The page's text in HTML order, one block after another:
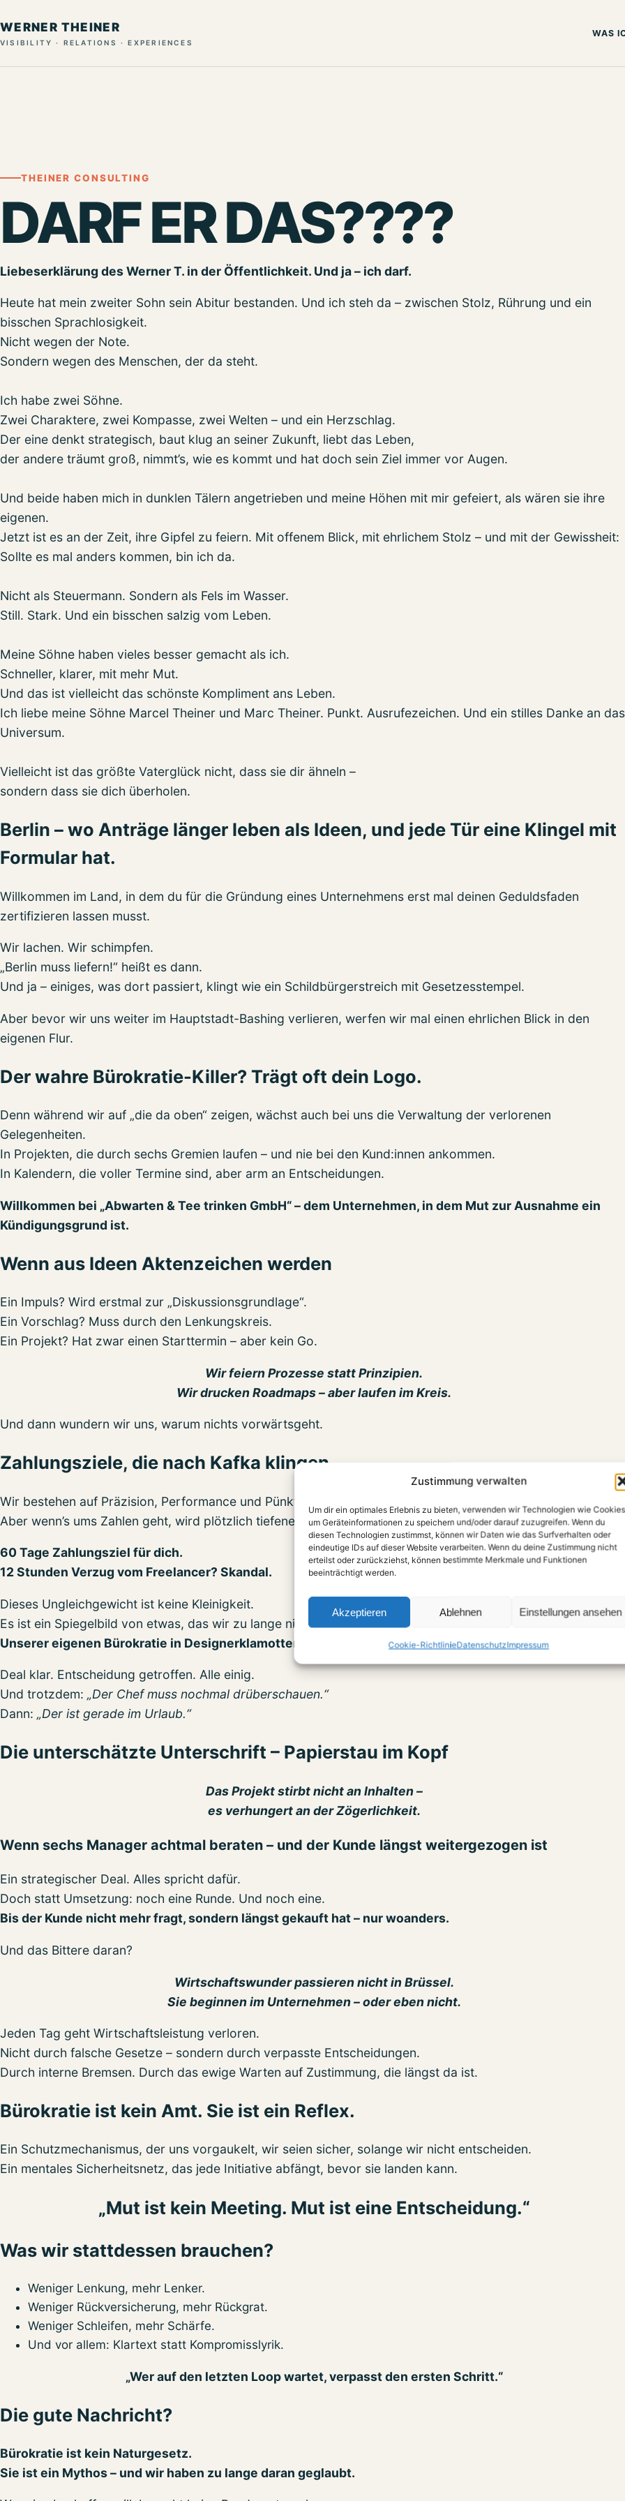
Zustimmung verwalten
Um dir ein optimales Erlebnis zu bieten, verwenden wir Technologien wie
um Geräteinformationen zu speichern und/oder darauf zuzugreifen. Wenn du
diesen Technologien zustimmst, können wir Daten wie das Surfverhalten oder
eindeutige IDs auf dieser Website verarbeiten. Wenn du deine Zustimmung nicht
erteilst oder zurückziehst, können bestimmte Merkmale und Funktionen
beeinträchtigt werden.
Akzeptieren Ablehnen Einstellungen ansehen
Cookie-RichtlinieDatenschutzImpressum
WERNER THEINER
VISIBILITY · RELATIONS · EXPERIENCES
WAS
THEINER CONSULTING
DARF ER DAS????
Liebeserklärung des Werner T. in der Öffentlichkeit. Und ja – ich darf.
Heute hat mein zweiter Sohn sein Abitur bestanden. Und ich steh da – zwischen Stolz, Rührung und ein
bisschen Sprachlosigkeit.
Nicht wegen der Note.
Sondern wegen des Menschen, der da steht.
Ich habe zwei Söhne.
Zwei Charaktere, zwei Kompasse, zwei Welten – und ein Herzschlag.
Der eine denkt strategisch, baut klug an seiner Zukunft, liebt das Leben,
der andere träumt groß, nimmt’s, wie es kommt und hat doch sein Ziel immer vor Augen.
Und beide haben mich in dunklen Tälern angetrieben und meine Höhen mit mir gefeiert, als wären sie ihre
eigenen.
Jetzt ist es an der Zeit, ihre Gipfel zu feiern. Mit offenem Blick, mit ehrlichem Stolz – und mit der Gewissheit:
Sollte es mal anders kommen, bin ich da.
Nicht als Steuermann. Sondern als Fels im Wasser.
Still. Stark. Und ein bisschen salzig vom Leben.
Meine Söhne haben vieles besser gemacht als ich.
Schneller, klarer, mit mehr Mut.
Und das ist vielleicht das schönste Kompliment ans Leben.
Ich liebe meine Söhne Marcel Theiner und Marc Theiner. Punkt. Ausrufezeichen. Und ein stilles Danke an das
Universum.
Vielleicht ist das größte Vaterglück nicht, dass sie dir ähneln –
sondern dass sie dich überholen.
Berlin – wo Anträge länger leben als Ideen, und jede Tür eine Klingel mit
Formular hat.
Willkommen im Land, in dem du für die Gründung eines Unternehmens erst mal deinen Geduldsfaden
zertifizieren lassen musst.
Wir lachen. Wir schimpfen.
„Berlin muss liefern!“ heißt es dann.
Und ja – einiges, was dort passiert, klingt wie ein Schildbürgerstreich mit Gesetzesstempel.
Aber bevor wir uns weiter im Hauptstadt-Bashing verlieren, werfen wir mal einen ehrlichen Blick in den
eigenen Flur.
Der wahre Bürokratie-Killer? Trägt oft dein Logo.
Denn während wir auf „die da oben“ zeigen, wächst auch bei uns die Verwaltung der verlorenen
Gelegenheiten.
In Projekten, die durch sechs Gremien laufen – und nie bei den Kund:innen ankommen.
In Kalendern, die voller Termine sind, aber arm an Entscheidungen.
Willkommen bei „Abwarten & Tee trinken GmbH“ – dem Unternehmen, in dem Mut zur Ausnahme ein
Kündigungsgrund ist.
Wenn aus Ideen Aktenzeichen werden
Ein Impuls? Wird erstmal zur „Diskussionsgrundlage“.
Ein Vorschlag? Muss durch den Lenkungskreis.
Ein Projekt? Hat zwar einen Starttermin – aber kein Go.
Wir feiern Prozesse statt Prinzipien.
Wir drucken Roadmaps – aber laufen im Kreis.
Und dann wundern wir uns, warum nichts vorwärtsgeht.
Zahlungsziele, die nach Kafka klingen
Wir bestehen auf Präzision, Performance und Pünktlichkeit.
Aber wenn’s ums Zahlen geht, wird plötzlich tiefenentspannt gewartet.
60 Tage Zahlungsziel für dich.
12 Stunden Verzug vom Freelancer? Skandal.
Dieses Ungleichgewicht ist keine Kleinigkeit.
Es ist ein Spiegelbild von etwas, das wir zu lange nicht sehen wollten:
Unserer eigenen Bürokratie in Designerklamotten.
Deal klar. Entscheidung getroffen. Alle einig.
Und trotzdem: „Der Chef muss nochmal drüberschauen.“
Dann: „Der ist gerade im Urlaub.“
Die unterschätzte Unterschrift – Papierstau im Kopf
Das Projekt stirbt nicht an Inhalten –
es verhungert an der Zögerlichkeit.
Wenn sechs Manager achtmal beraten – und der Kunde längst weitergezogen ist
Ein strategischer Deal. Alles spricht dafür.
Doch statt Umsetzung: noch eine Runde. Und noch eine.
Bis der Kunde nicht mehr fragt, sondern längst gekauft hat – nur woanders.
Und das Bittere daran?
Wirtschaftswunder passieren nicht in Brüssel.
Sie beginnen im Unternehmen – oder eben nicht.
Jeden Tag geht Wirtschaftsleistung verloren.
Nicht durch falsche Gesetze – sondern durch verpasste Entscheidungen.
Durch interne Bremsen. Durch das ewige Warten auf Zustimmung, die längst da ist.
Bürokratie ist kein Amt. Sie ist ein Reflex.
Ein Schutzmechanismus, der uns vorgaukelt, wir seien sicher, solange wir nicht entscheiden.
Ein mentales Sicherheitsnetz, das jede Initiative abfängt, bevor sie landen kann.
„Mut ist kein Meeting. Mut ist eine Entscheidung.“
Was wir stattdessen brauchen?
Weniger Lenkung, mehr Lenker.
Weniger Rückversicherung, mehr Rückgrat.
Weniger Schleifen, mehr Schärfe.
Und vor allem: Klartext statt Kompromisslyrik.
„Wer auf den letzten Loop wartet, verpasst den ersten Schritt.“
Die gute Nachricht?
Bürokratie ist kein Naturgesetz.
Sie ist ein Mythos – und wir haben zu lange daran geglaubt.